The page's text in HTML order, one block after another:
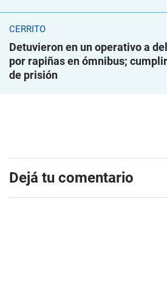
CERRITO
Detuvieron en un operativo a
por rapiñas en ómnibus;
de prisión
Dejá tu comentario